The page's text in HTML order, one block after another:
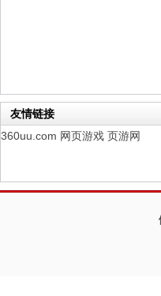
友情链接
360uu.com 网页游戏 页游网